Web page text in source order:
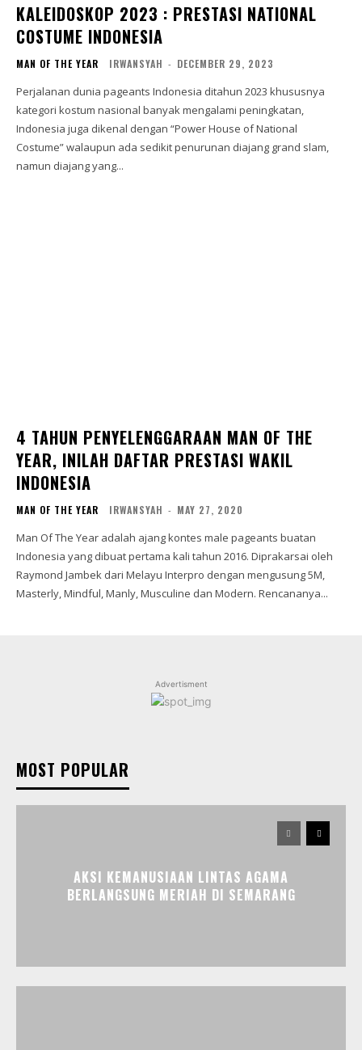
KALEIDOSKOP 2023 : PRESTASI NATIONAL
COSTUME INDONESIA
MAN OF THE YEAR IRWANSYAH - DECEMBER 29, 2023
Perjalanan dunia pageants Indonesia ditahun 2023 khususnya
kategori kostum nasional banyak mengalami peningkatan,
Indonesia juga dikenal dengan “Power House of National
Costume” walaupun ada sedikit penurunan diajang grand slam,
namun diajang yang...
4 TAHUN PENYELENGGARAAN MAN OF THE
YEAR, INILAH DAFTAR PRESTASI WAKIL
INDONESIA
MAN OF THE YEAR IRWANSYAH - MAY 27, 2020
Man Of The Year adalah ajang kontes male pageants buatan
Indonesia yang dibuat pertama kali tahun 2016. Diprakarsai oleh
Raymond Jambek dari Melayu Interpro dengan mengusung 5M,
Masterly, Mindful, Manly, Musculine dan Modern. Rencananya...
Advertisment
MOST POPULAR
AKSI KEMANUSIAAN LINTAS AGAMA
BERLANGSUNG MERIAH DI SEMARANG